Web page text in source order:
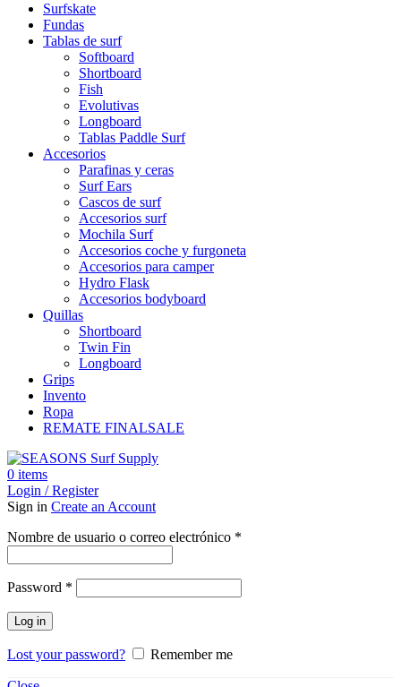
Surfskate
Fundas
Tablas de surf
Softboard
Shortboard
Fish
Evolutivas
Longboard
Tablas Paddle Surf
Accesorios
Parafinas y ceras
Surf Ears
Cascos de surf
Accesorios surf
Mochila Surf
Accesorios coche y furgoneta
Accesorios para camper
Hydro Flask
Accesorios bodyboard
Quillas
Shortboard
Twin Fin
Longboard
Grips
Invento
Ropa
REMATE FINALSALE
0 items
Login / Register
Sign in Create an Account
Nombre de usuario o correo electrónico *
Password *
Log in
Lost your password? Remember me